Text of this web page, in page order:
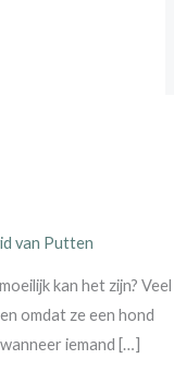
van Putten
kan het zijn? Veel
omdat ze een hond
iemand […]